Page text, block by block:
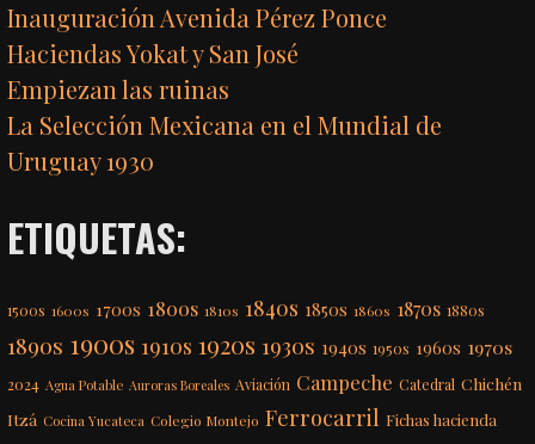
Inauguración Avenida Pérez Ponce
Haciendas Yokat y San José
Empiezan las ruinas
La Selección Mexicana en el Mundial de
Uruguay 1930
ETIQUETAS:
1500s 1600s 1700s 1800s 1810s 1840s 1850s 1860s 1870s 1880s
1890s 1900s 1910s 1920s 1930s 1940s 1950s 1960s 1970s
2024 Agua Potable Auroras Boreales Aviación Campeche Catedral Chichén
Itzá Cocina Yucateca Colegio Montejo Ferrocarril Fichas hacienda